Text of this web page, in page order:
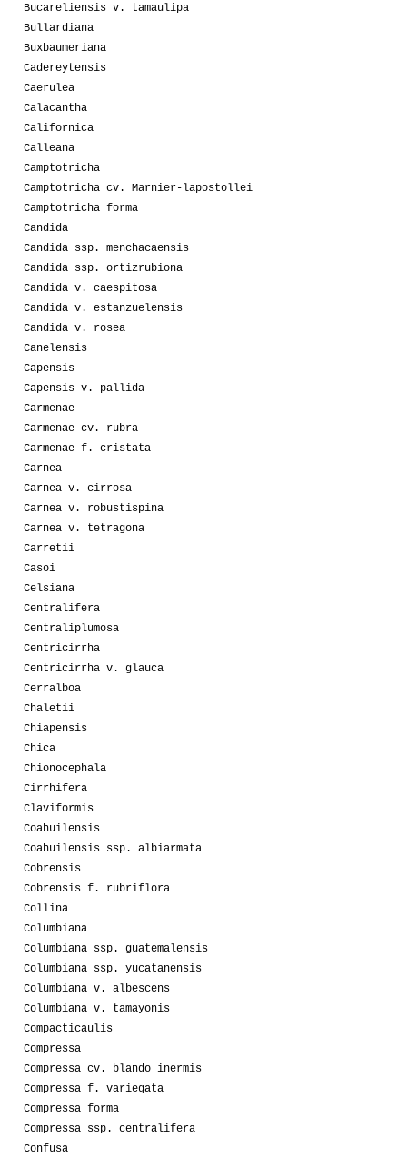
Bucareliensis v. tamaulipa
Bullardiana
Buxbaumeriana
Cadereytensis
Caerulea
Calacantha
Californica
Calleana
Camptotricha
Camptotricha cv. Marnier-lapostollei
Camptotricha forma
Candida
Candida ssp. menchacaensis
Candida ssp. ortizrubiona
Candida v. caespitosa
Candida v. estanzuelensis
Candida v. rosea
Canelensis
Capensis
Capensis v. pallida
Carmenae
Carmenae cv. rubra
Carmenae f. cristata
Carnea
Carnea v. cirrosa
Carnea v. robustispina
Carnea v. tetragona
Carretii
Casoi
Celsiana
Centralifera
Centraliplumosa
Centricirrha
Centricirrha v. glauca
Cerralboa
Chaletii
Chiapensis
Chica
Chionocephala
Cirrhifera
Claviformis
Coahuilensis
Coahuilensis ssp. albiarmata
Cobrensis
Cobrensis f. rubriflora
Collina
Columbiana
Columbiana ssp. guatemalensis
Columbiana ssp. yucatanensis
Columbiana v. albescens
Columbiana v. tamayonis
Compacticaulis
Compressa
Compressa cv. blando inermis
Compressa f. variegata
Compressa forma
Compressa ssp. centralifera
Confusa